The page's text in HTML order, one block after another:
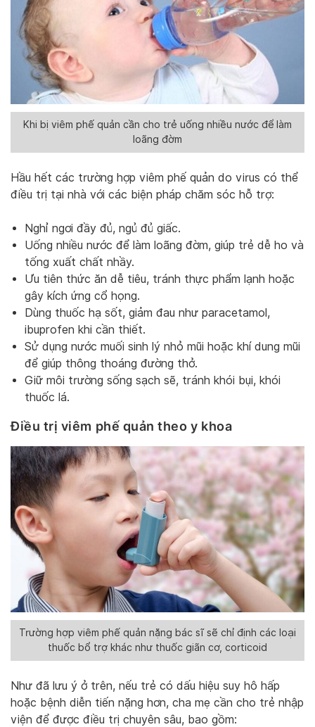
Khi bị viêm phế quản cần cho trẻ uống nhiều nước để làm
loãng đờm
Hầu hết các trường hợp viêm phế quản do virus có thể
điều trị tại nhà với các biện pháp chăm sóc hỗ trợ:
Nghỉ ngơi đầy đủ, ngủ đủ giấc.
Uống nhiều nước để làm loãng đờm, giúp trẻ dễ ho và
tống xuất chất nhầy.
Ưu tiên thức ăn dễ tiêu, tránh thực phẩm lạnh hoặc
gây kích ứng cổ họng.
Dùng thuốc hạ sốt, giảm đau như paracetamol,
ibuprofen khi cần thiết.
Sử dụng nước muối sinh lý nhỏ mũi hoặc khí dung mũi
để giúp thông thoáng đường thở.
Giữ môi trường sống sạch sẽ, tránh khói bụi, khói
thuốc lá.
Điều trị viêm phế quản theo y khoa
Trường hợp viêm phế quản nặng bác sĩ sẽ chỉ định các loại
thuốc bổ trợ khác như thuốc giãn cơ, corticoid
Như đã lưu ý ở trên, nếu trẻ có dấu hiệu suy hô hấp
hoặc bệnh diễn tiến nặng hơn, cha mẹ cần cho trẻ nhập
viện để được điều trị chuyên sâu, bao gồm: